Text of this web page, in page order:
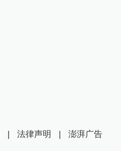
| 法律声明 | 澎湃广告